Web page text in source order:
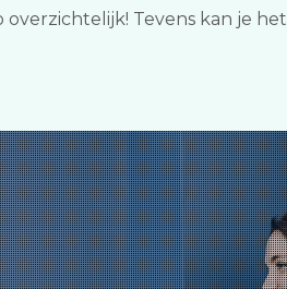
Tevens kan je het